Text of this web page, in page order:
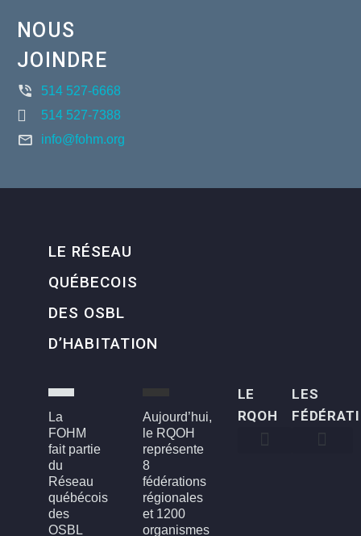
NOUS
JOINDRE
514 527-6668
514 527-7388
info@fohm.org
LE RÉSEAU
QUÉBECOIS
DES OSBL
D’HABITATION
La
FOHM
fait partie
du
Réseau
québécois
des
OSBL
Aujourd’hui,
le RQOH
représente
8
fédérations
régionales
et 1200
organismes
LE
RQOH
LES